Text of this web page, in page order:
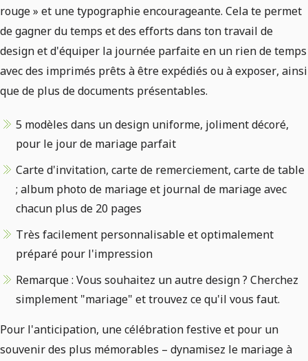
rouge » et une typographie encourageante. Cela te permet
de gagner du temps et des efforts dans ton travail de
design et d'équiper la journée parfaite en un rien de temps
avec des imprimés prêts à être expédiés ou à exposer, ainsi
que de plus de documents présentables.
5 modèles dans un design uniforme, joliment décoré,
pour le jour de mariage parfait
Carte d'invitation, carte de remerciement, carte de table
; album photo de mariage et journal de mariage avec
chacun plus de 20 pages
Très facilement personnalisable et optimalement
préparé pour l'impression
Remarque : Vous souhaitez un autre design ? Cherchez
simplement "mariage" et trouvez ce qu'il vous faut.
Pour l'anticipation, une célébration festive et pour un
souvenir des plus mémorables – dynamisez le mariage à